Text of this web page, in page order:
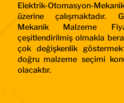
Elektrik-Otomasyon-
üzerine çalışmaktadır.
Mekanik Malzeme
çeşitlendirilmiş olmakla
çok değişkenlik
doğru malzeme seçimi
olacaktır.